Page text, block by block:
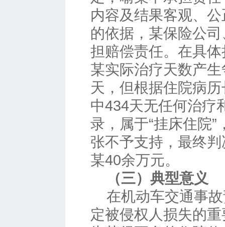
内容及结果客观、
的依据，某保险公
担赔偿责任。在具
某实际治疗天数产
天，但根据住院病
中434天无任何治疗
录，属于“挂床住院
张不予支持，最终
某40余万元。
（三）典型意义
在机动车交通事
定被侵权人损失的